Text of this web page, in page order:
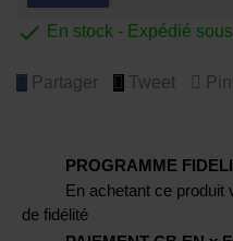
 En stock - Expédié
Partager Tweet
PROGRAMME
En achetant ce produit
de fidélité